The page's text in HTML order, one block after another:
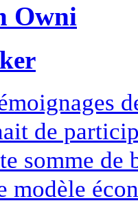
Owni
de
somme
modèle